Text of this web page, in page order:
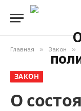
Главная » Закон »
ЗАКОН
О